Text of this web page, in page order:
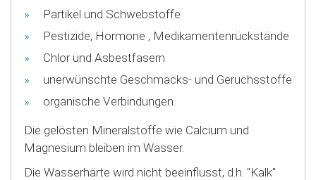
Partikel und Schwebstoffe
Pestizide, Hormone , Medikamentenrückstände
Chlor und Asbestfasern
unerwünschte Geschmacks- und Geruchsstoffe
organische Verbindungen.
Die gelösten Mineralstoffe wie Calcium und
Magnesium bleiben im Wasser.
Die Wasserhärte wird nicht beeinflusst, d.h. "Kalk"